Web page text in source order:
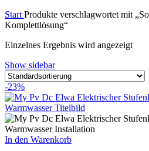
Start Produkte verschlagwortet mit
Komplettlösung“
Einzelnes Ergebnis wird angezeigt
Show sidebar
-23%
In den Warenkorb